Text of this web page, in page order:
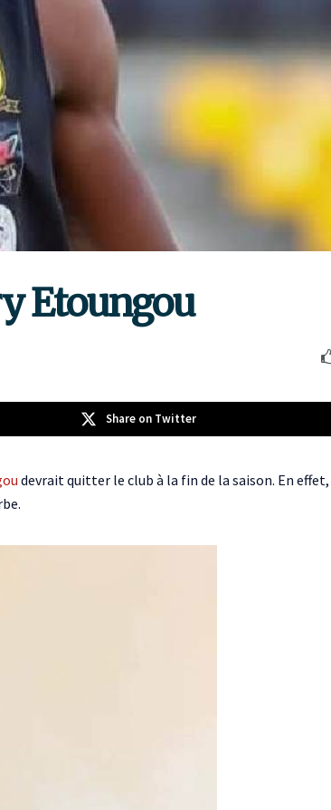
Etoungou
Share on Twitter
devrait quitter le club à la fin de la saison. En effet,